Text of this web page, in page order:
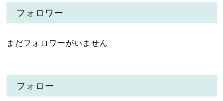
フォロワー
まだフォロワーがいません
フォロー